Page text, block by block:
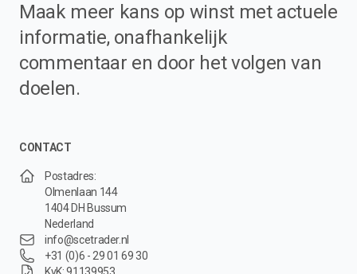
Maak meer kans op winst met actuele
informatie, onafhankelijk
commentaar en door het volgen van
doelen.
CONTACT
Postadres:
Olmenlaan 144
1404 DH Bussum
Nederland
info@scetrader.nl
+31 (0)6 - 29 01 69 30